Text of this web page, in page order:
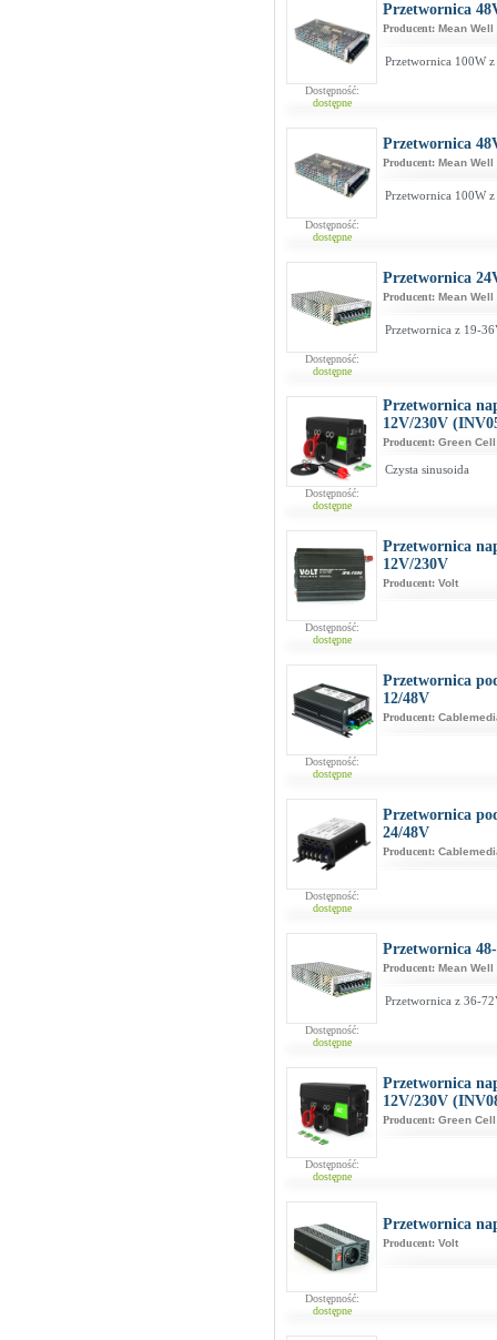
Dostępność:
dostępne
Przetwornica
Producent: Mean Well
Przetwornica 100W
Dostępność:
dostępne
Przetwornica
Producent: Mean Well
Przetwornica 100W
Dostępność:
dostępne
Przetwornica
Producent: Mean Well
Przetwornica z 19-
Dostępność:
dostępne
Przetwornica
12V/230V
Producent: Green Cell
Czysta sinusoida
Dostępność:
dostępne
Przetwornica
12V/230V
Producent: Volt
Dostępność:
dostępne
Przetwornica
12/48V
Producent:
Dostępność:
dostępne
Przetwornica
24/48V
Producent:
Dostępność:
dostępne
Przetwornica
Producent: Mean Well
Przetwornica z 36-
Dostępność:
dostępne
Przetwornica
12V/230V
Producent: Green Cell
Dostępność:
dostępne
Przetwornica
Producent: Volt